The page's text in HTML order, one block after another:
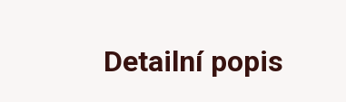
Detailní popis